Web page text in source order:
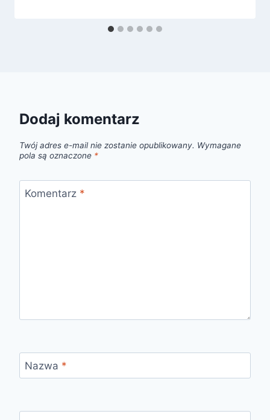
Dodaj komentarz
Twój adres e-mail nie zostanie opublikowany. Wymagane
pola są oznaczone *
Komentarz *
Nazwa *